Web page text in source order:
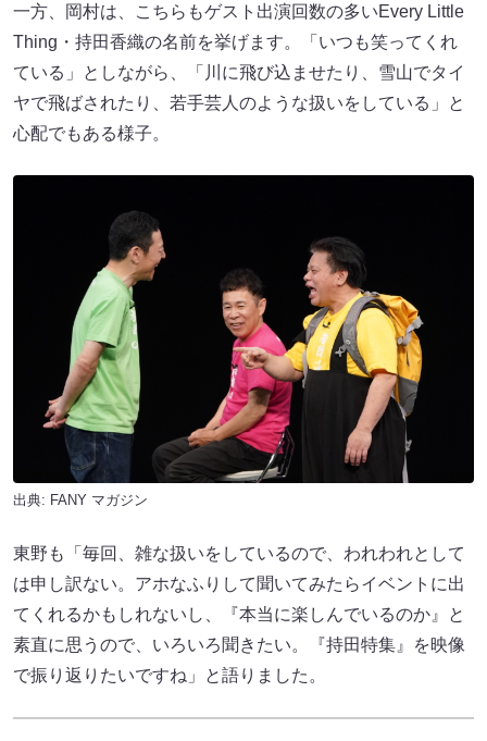
一方、岡村は、こちらもゲスト出演回数の多いEvery Little
Thing・持田香織の名前を挙げます。「いつも笑ってくれ
ている」としながら、「川に飛び込ませたり、雪山でタイ
ヤで飛ばされたり、若手芸人のような扱いをしている」と
心配でもある様子。
出典: FANY マガジン
東野も「毎回、雑な扱いをしているので、われわれとして
は申し訳ない。アホなふりして聞いてみたらイベントに出
てくれるかもしれないし、『本当に楽しんでいるのか』と
素直に思うので、いろいろ聞きたい。『持田特集』を映像
で振り返りたいですね」と語りました。